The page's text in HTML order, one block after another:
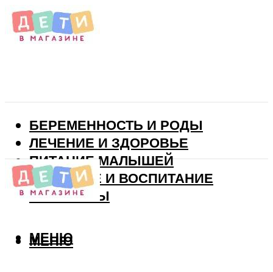
БЕРЕМЕННОСТЬ И РОДЫ
ЛЕЧЕНИЕ И ЗДОРОВЬЕ
ПИТАНИЕ МАЛЫШЕЙ
РАЗВИТИЕ И ВОСПИТАНИЕ
ВИТАМИНЫ
МЕНЮ
МЕНЮ